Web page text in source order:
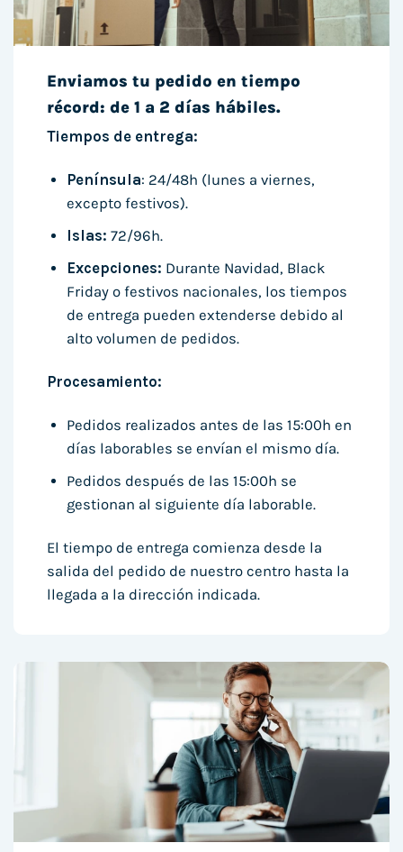
Enviamos tu pedido en tiempo
récord: de 1 a 2 días hábiles.
Tiempos de entrega:
Península: 24/48h (lunes a viernes,
excepto festivos).
Islas: 72/96h.
Excepciones: Durante Navidad, Black
Friday o festivos nacionales, los tiempos
de entrega pueden extenderse debido al
alto volumen de pedidos.
Procesamiento:
Pedidos realizados antes de las 15:00h en
días laborables se envían el mismo día.
Pedidos después de las 15:00h se
gestionan al siguiente día laborable.
El tiempo de entrega comienza desde la
salida del pedido de nuestro centro hasta la
llegada a la dirección indicada.